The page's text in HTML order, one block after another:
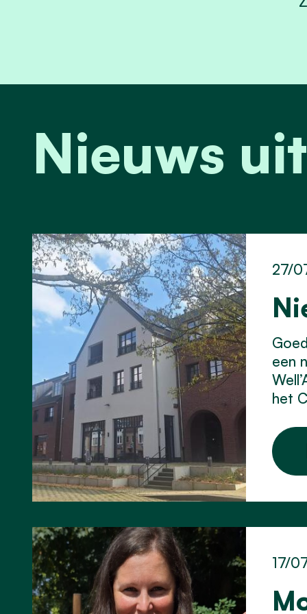
Nieuws
27/
een
het
17/